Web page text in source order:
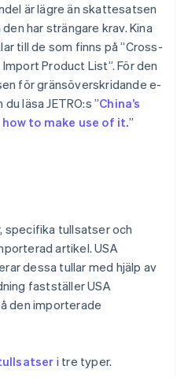
är lägre än skattesatsen
har strängare krav. Kina
till de som finns på ”Cross-
Product List”. För den
för gränsöverskridande e-
läsa JETRO:s ”China’s
to make use of it.”
specifika tullsatser och
artikel. USA
dessa tullar med hjälp av
fastställer USA
den importerade
i tre typer.